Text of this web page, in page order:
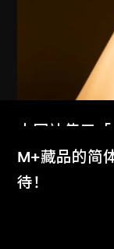
本网站使用
体验。
了解更多
M+藏品的简
待！